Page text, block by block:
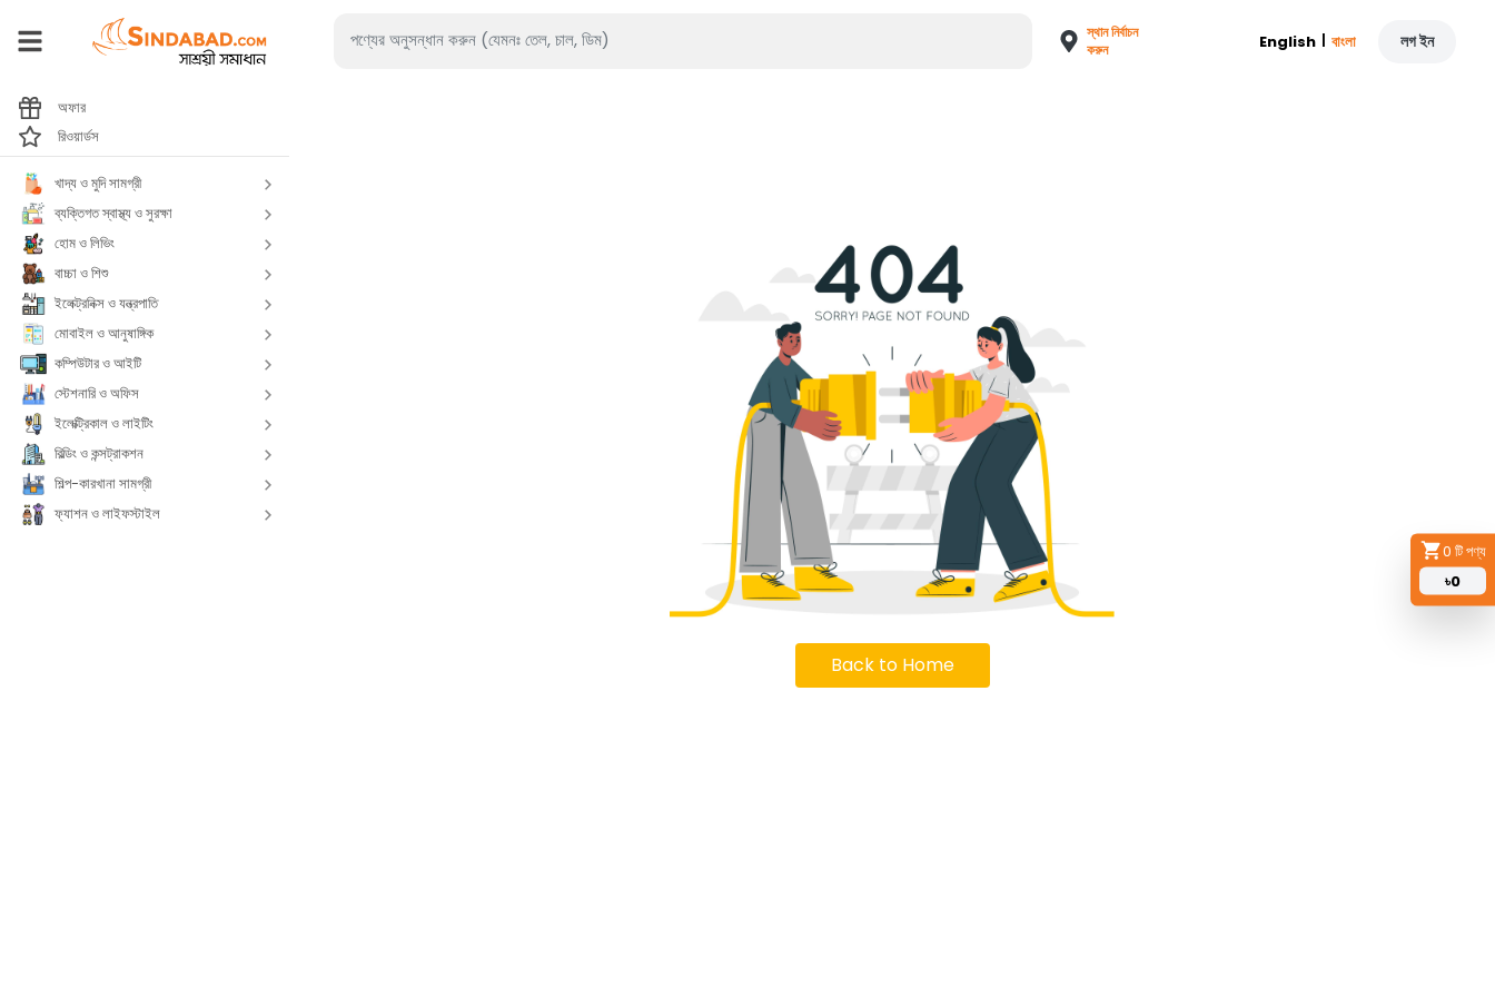
0 টি পণ্য
৳0
স্থান নির্বাচন
করুন
English | বাংলা লগ ইন
অফার
রিওয়ার্ডস
খাদ্য ও মুদি সামগ্রী
ব্যক্তিগত স্বাস্থ্য ও সুরক্ষা
হোম ও লিভিং
বাচ্চা ও শিশু
ইলেক্ট্রনিক্স ও যন্ত্রপাতি
মোবাইল ও আনুষাঙ্গিক
কম্পিউটার ও আইটি
স্টেশনারি ও অফিস
ইলেক্ট্রিকাল ও লাইটিং
বিল্ডিং ও কন্সট্রাকশন
শিল্প-কারখানা সামগ্রী
ফ্যাশন ও লাইফস্টাইল
Back to Home